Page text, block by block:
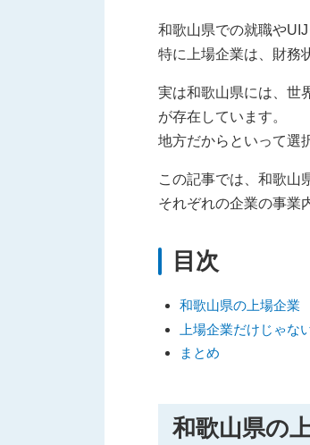
和歌山県での就職や
特に上場企業は、財務
実は和歌山県には、世
が存在しています。
地方だからといって選
この記事では、和歌山
それぞれの企業の事業
目次
和歌山県の上場企業
上場企業だけじゃな
まとめ
和歌山県の